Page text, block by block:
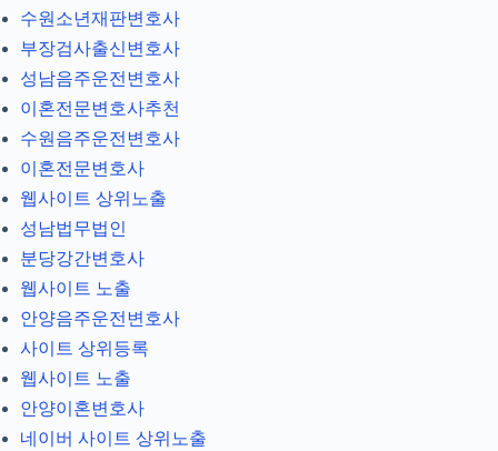
수원소년재판변호사
부장검사출신변호사
성남음주운전변호사
이혼전문변호사추천
수원음주운전변호사
이혼전문변호사
웹사이트 상위노출
성남법무법인
분당강간변호사
웹사이트 노출
안양음주운전변호사
사이트 상위등록
웹사이트 노출
안양이혼변호사
네이버 사이트 상위노출